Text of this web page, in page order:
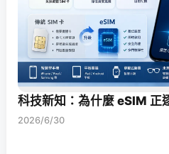
科技新知：為什麼 eSIM 正
2026/6/30